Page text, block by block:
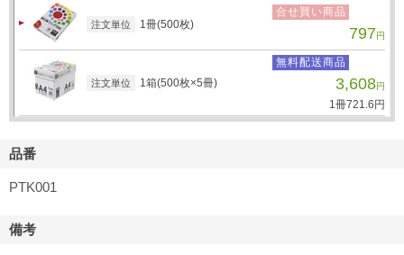
注文単位 1冊(500枚)
合せ買い商品
797円
注文単位 1箱(500枚×5冊)
無料配送商品
3,608円
1冊721.6 円
品番
PTK001
備考